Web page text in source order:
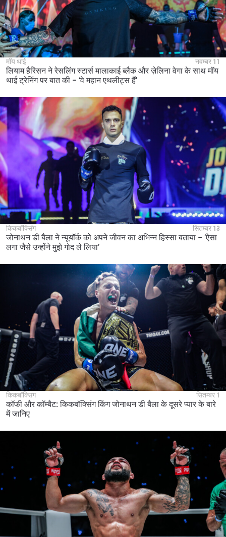
मॉय थाई नवम्बर 11
लियाम हैरिसन ने रेसलिंग स्टार्स मालाकाई ब्लैक और ज़ेलिना वेगा के साथ मॉय
थाई ट्रेनिंग पर बात की – ‘वे महान एथलीट्स हैं’
किकबॉक्सिंग सितम्बर 13
जोनाथन डी बैला ने न्यूयॉर्क को अपने जीवन का अभिन्न हिस्सा बताया – ‘ऐसा
लगा जैसे उन्होंने मुझे गोद ले लिया’
किकबॉक्सिंग सितम्बर 1
कॉफी और कॉम्बैट: किकबॉक्सिंग किंग जोनाथन डी बैला के दूसरे प्यार के बारे
में जानिए